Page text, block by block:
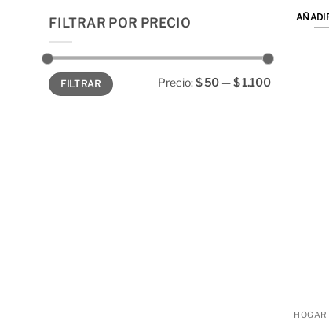
FILTRAR POR PRECIO
Precio
mínimo
Precio
máximo
FILTRAR Precio:$ 50—$ 1.100
HOGAR